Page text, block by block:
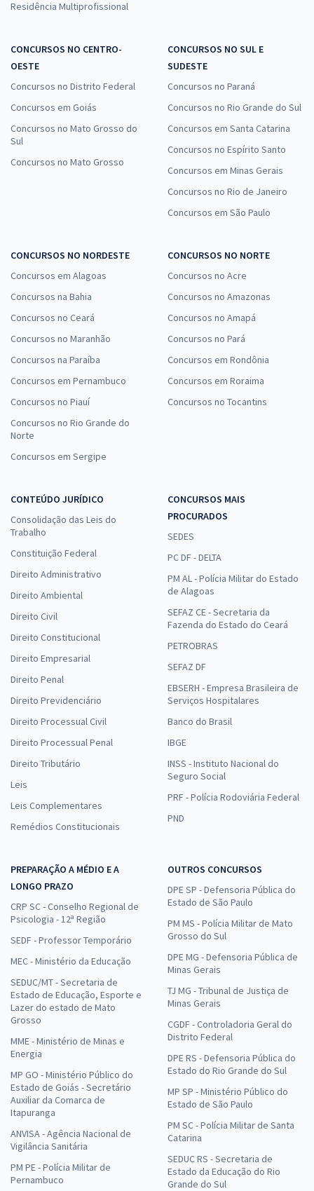
Residência Multiprofissional
CONCURSOS NO CENTRO-
OESTE
Concursos no Distrito Federal
Concursos em Goiás
Concursos no Mato Grosso do
Sul
Concursos no Mato Grosso
CONCURSOS NO SUL E
SUDESTE
Concursos no Paraná
Concursos no Rio Grande do Sul
Concursos em Santa Catarina
Concursos no Espírito Santo
Concursos em Minas Gerais
Concursos no Rio de Janeiro
Concursos em São Paulo
CONCURSOS NO NORDESTE
Concursos em Alagoas
Concursos na Bahia
Concursos no Ceará
Concursos no Maranhão
Concursos na Paraíba
Concursos em Pernambuco
Concursos no Piauí
Concursos no Rio Grande do
Norte
Concursos em Sergipe
CONCURSOS NO NORTE
Concursos no Acre
Concursos no Amazonas
Concursos no Amapá
Concursos no Pará
Concursos em Rondônia
Concursos em Roraima
Concursos no Tocantins
CONTEÚDO JURÍDICO
Consolidação das Leis do
Trabalho
Constituição Federal
Direito Administrativo
Direito Ambiental
Direito Civil
Direito Constitucional
Direito Empresarial
Direito Penal
Direito Previdenciário
Direito Processual Civil
Direito Processual Penal
Direito Tributário
Leis
Leis Complementares
Remédios Constitucionais
CONCURSOS MAIS
PROCURADOS
SEDES
PC DF - DELTA
PM AL - Polícia Militar do Estado
de Alagoas
SEFAZ CE - Secretaria da
Fazenda do Estado do Ceará
PETROBRAS
SEFAZ DF
EBSERH - Empresa Brasileira de
Serviços Hospitalares
Banco do Brasil
IBGE
INSS - Instituto Nacional do
Seguro Social
PRF - Polícia Rodoviária Federal
PND
PREPARAÇÃO A MÉDIO E A
LONGO PRAZO
CRP SC - Conselho Regional de
Psicologia - 12ª Região
SEDF - Professor Temporário
MEC - Ministério da Educação
SEDUC/MT - Secretaria de
Estado de Educação, Esporte e
Lazer do estado de Mato
Grosso
MME - Ministério de Minas e
Energia
MP GO - Ministério Público do
Estado de Goiás - Secretário
Auxiliar da Comarca de
Itapuranga
ANVISA - Agência Nacional de
Vigilância Sanitária
PM PE - Polícia Militar de
Pernambuco
OUTROS CONCURSOS
DPE SP - Defensoria Pública do
Estado de São Paulo
PM MS - Polícia Militar de Mato
Grosso do Sul
DPE MG - Defensoria Pública de
Minas Gerais
TJ MG - Tribunal de Justiça de
Minas Gerais
CGDF - Controladoria Geral do
Distrito Federal
DPE RS - Defensoria Pública do
Estado do Rio Grande do Sul
MP SP - Ministério Público do
Estado de São Paulo
PM SC - Polícia Militar de Santa
Catarina
SEDUC RS - Secretaria de
Estado da Educação do Rio
Grande do Sul